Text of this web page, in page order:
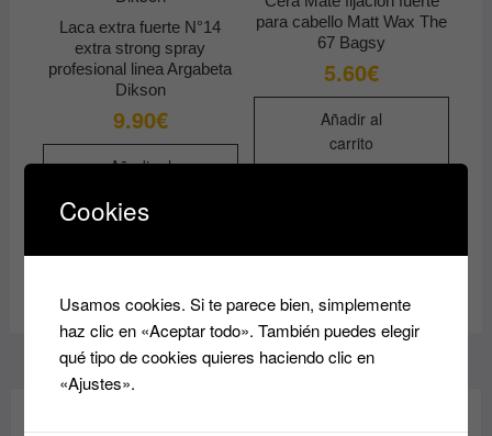
Laca extra fuerte N°14
extra strong spray
profesional linea Argabeta
Dikson
9.90€
Añadir al
para cabello Matt Wax The
67 Bagsy
5.60€
Añadir al
carrito
Cookies
Usamos cookies. Si te parece bien, simplemente
haz clic en «Aceptar todo». También puedes elegir
qué tipo de cookies quieres haciendo clic en
«Ajustes».